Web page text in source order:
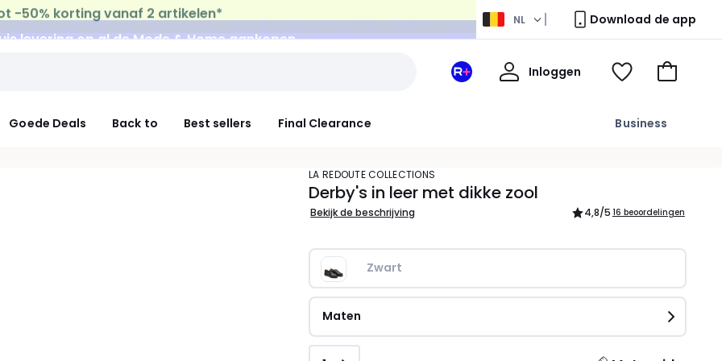
leveringop al de Mode & Home aankopen NL Download de app
Goede Deals Back to Best sellers Final Clearance Business
Mijn
Inloggen
Mijn
Kijk
Naar
LA REDOUTE COLLECTIONS
Derby's in leer met dikke zool
Bekijk de beschrijving 4,8/5 16 beoordelingen
Zwart
Maten